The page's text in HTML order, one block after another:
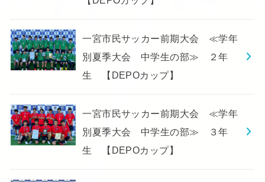
一宮市民サッカー前期大会 ≪学年
別夏季大会 中学生の部≫ ２年
生 【DEPOカップ】
一宮市民サッカー前期大会 ≪学年
別夏季大会 中学生の部≫ ３年
生 【DEPOカップ】